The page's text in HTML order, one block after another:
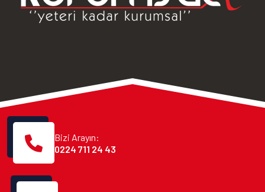
Bizi Arayın:
0224 711 24 43